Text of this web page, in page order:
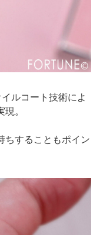
ルコート技術によ
。
ちすることもポイン